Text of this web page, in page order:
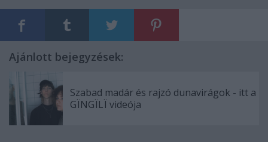
Ajánlott bejegyzések:
Szabad madár és rajzó dunavirágok - itt a
GÏNGÏLÏ videója